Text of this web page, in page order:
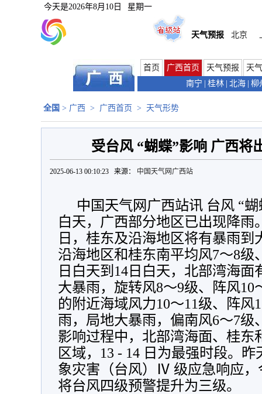
今天是2026年8月10日 星期一
天气预报 北京
首页 广西首页 天气预报
天
南宁
桂林 北海 柳
全国 > 广西 > 广西首页 > 天气形势
受台风 “蝴蝶”影响 广西将
2025-06-13 00:10:23 来源： 中国天气网广西站
中国天气网广西站讯 台风 “
白天，广西部分地区已出现降雨
日，桂东及沿海地区将有暴雨
沿海地区和桂东南平均风7～8级
日白天到14日白天，北部湾海
大暴雨，旋转风8～9级、阵风10
的附近海域风力10～11级、阵风
雨，局地大暴雨，偏南风6～7级
影响过程中，北部湾海面、桂东
区域，13 - 14 日为最强时段。
象灾害（台风）Ⅳ 级应急响应，
将台风四级预警提升为三级。